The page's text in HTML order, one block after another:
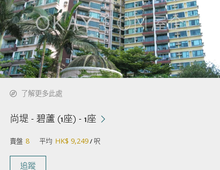
了解更多此處
尚堤 - 碧蘆 (1座) - 1座
賣盤 8 平均 HK$ 9,249/ 呎
追蹤